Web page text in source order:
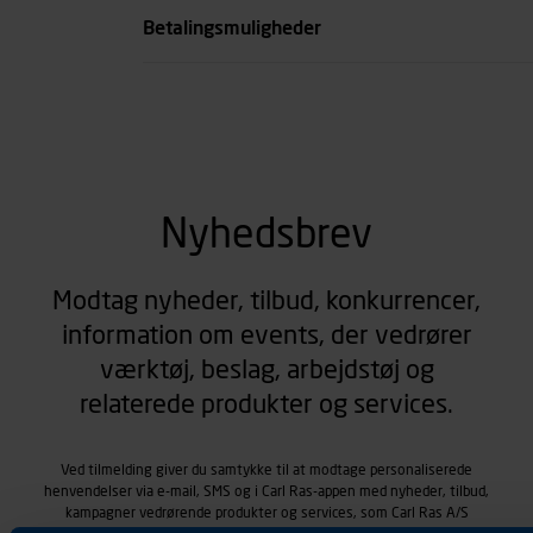
Betalingsmuligheder
Nyhedsbrev
Modtag nyheder, tilbud, konkurrencer,
information om events, der vedrører
værktøj, beslag, arbejdstøj og
relaterede produkter og services.
Ved tilmelding giver du samtykke til at modtage personaliserede
henvendelser via e-mail, SMS og i Carl Ras-appen med nyheder, tilbud,
kampagner vedrørende produkter og services, som Carl Ras A/S